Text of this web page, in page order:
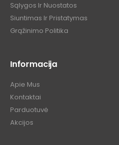
Sąlygos Ir Nuostatos
Siuntimas Ir Pristatymas
Grąžinimo Politika
Informacija
Apie Mus
Kontaktai
Parduotuvė
Akcijos